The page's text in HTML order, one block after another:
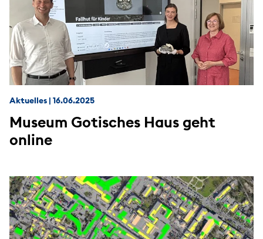
Aktuelles | 16.06.2025
Museum Gotisches Haus geht
online